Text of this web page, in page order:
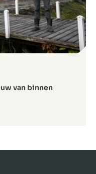
van binnen